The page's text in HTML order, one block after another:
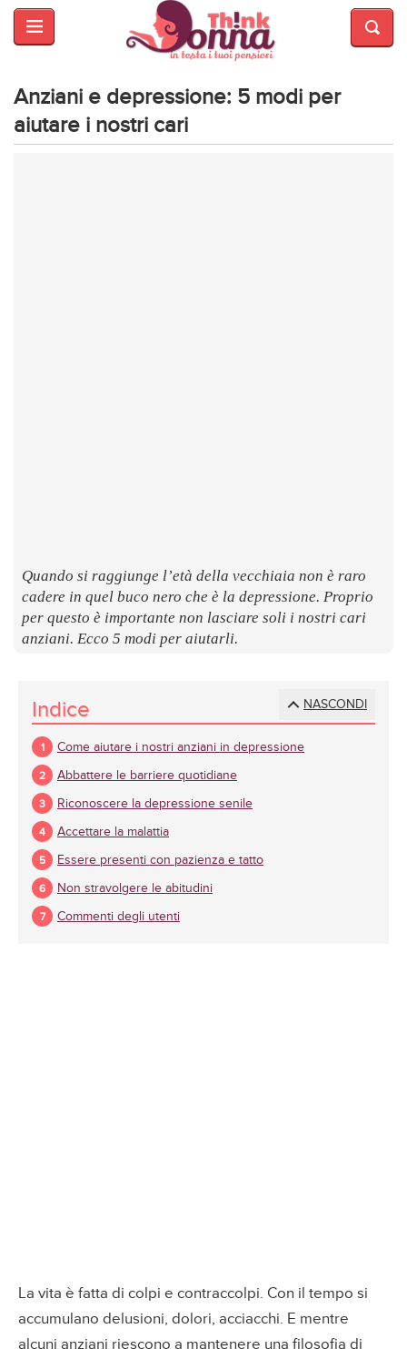
HOME
E
BELLEZZA
MODA
Anziani e depressione: 5 modi per
aiutare i nostri cari
Quando si raggiunge l’età della vecchiaia non è raro
cadere in quel buco nero che è la depressione. Proprio
per questo è importante non lasciare soli i nostri cari
anziani. Ecco 5 modi per aiutarli.
NASCONDI
Indice
Come aiutare i nostri anziani in depressione
Abbattere le barriere quotidiane
Riconoscere la depressione senile
Accettare la malattia
Essere presenti con pazienza e tatto
Non stravolgere le abitudini
Commenti degli utenti
La vita è fatta di colpi e contraccolpi. Con il tempo si
accumulano delusioni, dolori, acciacchi. E mentre
alcuni anziani riescono a mantenere una filosofia di